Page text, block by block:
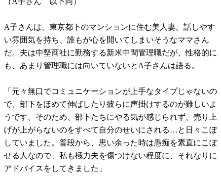
A子さんは、東京都下のマンションに住む美人妻。話しやす
い雰囲気を持ち、誰もが心を開いてしまいそうなママさん
だ。夫は中堅商社に勤務する新米中間管理職だが、性格的に
も、あまり管理職には向いていないとA子さんは語る。
「元々無口でコミュニケーションが上手なタイプじゃないの
で、部下をほめて伸ばしたり彼らに声掛けするのが難しいよ
うです。そのため、部下たちにやる気が感じられず、売り上
げが上がらないのをすべて自分のせいにされる…と日々こぼ
していました。普段から、思い余った時は愚痴を素直にこぼ
せる人なので、私も極力夫を傷つけない程度に、それなりに
アドバイスをしてきました」